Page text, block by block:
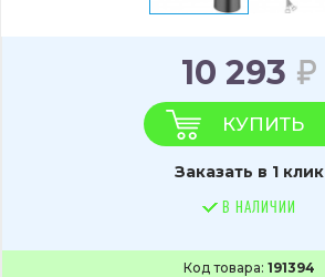
Код товара: 191394
10 293
КУПИТЬ
Заказать в 1 клик
В НАЛИЧИИ